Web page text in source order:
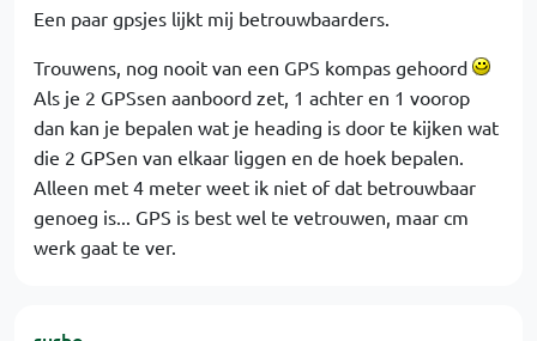
Een paar gpsjes lijkt mij betrouwbaarders.
Trouwens, nog nooit van een GPS kompas gehoord
Als je 2 GPSsen aanboord zet, 1 achter en 1 voorop
dan kan je bepalen wat je heading is door te kijken wat
die 2 GPSen van elkaar liggen en de hoek bepalen.
Alleen met 4 meter weet ik niet of dat betrouwbaar
genoeg is... GPS is best wel te vetrouwen, maar cm
werk gaat te ver.